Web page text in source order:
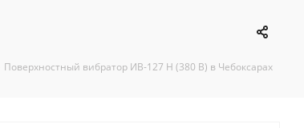
Поверхностный вибратор ИВ-127 Н (380 В) в Чебоксарах